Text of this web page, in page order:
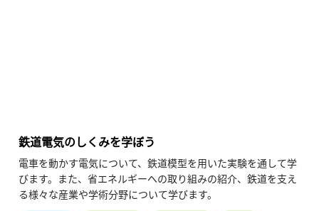
鉄道電気のしくみを学ぼう
電車を動かす電気について、鉄道模型を用いた実験を通して学
びます。また、省エネルギーへの取り組みの紹介、鉄道を支え
る様々な産業や学術分野について学びます。